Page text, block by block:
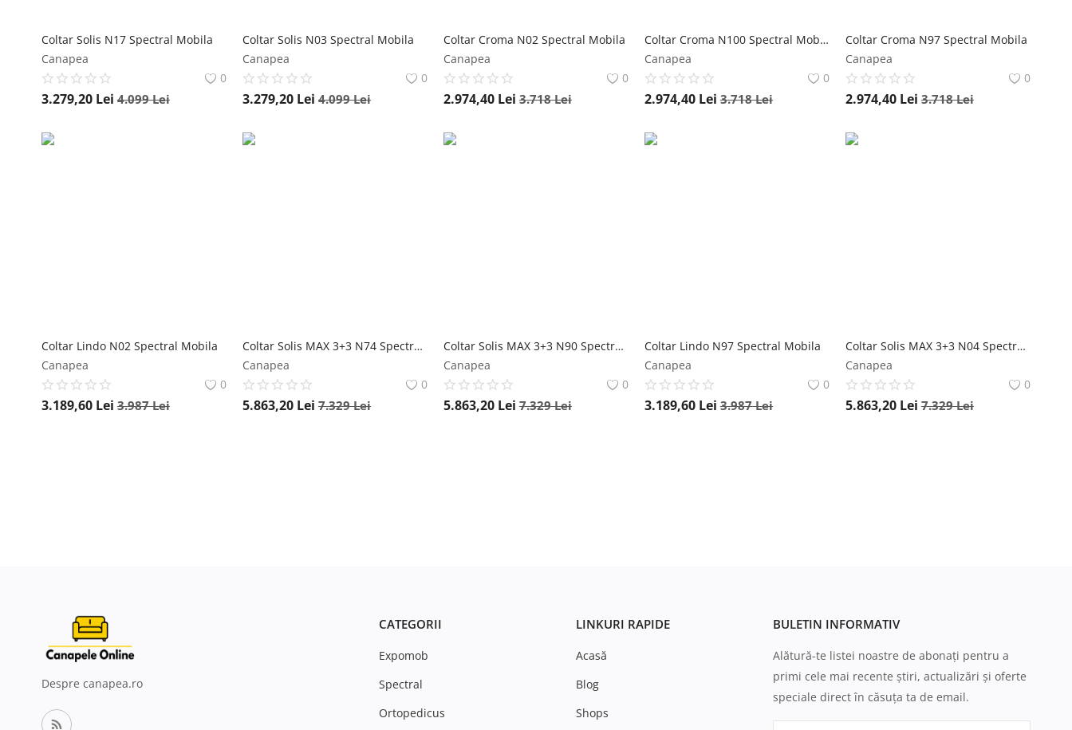
Coltar Solis N17 Spectral Mobila
Canapea
0
3.279,20 Lei 4.099Lei
Coltar Solis N03 Spectral Mobila
Canapea
0
3.279,20 Lei 4.099Lei
Coltar Croma N02 Spectral Mobila
Canapea
0
2.974,40 Lei 3.718Lei
Coltar Croma N100 Spectral Mobila
Canapea
0
2.974,40 Lei 3.718Lei
Coltar Croma N97 Spectral Mobila
Canapea
0
2.974,40 Lei 3.718Lei
Coltar Lindo N02 Spectral Mobila
Canapea
0
3.189,60 Lei 3.987Lei
Coltar Solis MAX 3+3 N74 Spectral Mobila
Canapea
0
5.863,20 Lei 7.329Lei
Coltar Solis MAX 3+3 N90 Spectral Mobila
Canapea
0
5.863,20 Lei 7.329Lei
Coltar Lindo N97 Spectral Mobila
Canapea
0
3.189,60 Lei 3.987Lei
Coltar Solis MAX 3+3 N04 Spectral Mobila
Canapea
0
5.863,20 Lei 7.329Lei
Despre canapea.ro
CATEGORII
Expomob
Spectral
Ortopedicus
LINKURI RAPIDE
Acasă
Blog
Shops
BULETIN INFORMATIV
Alătură-te listei noastre de abonați pentru a
primi cele mai recente știri, actualizări și oferte
speciale direct în căsuța ta de email.